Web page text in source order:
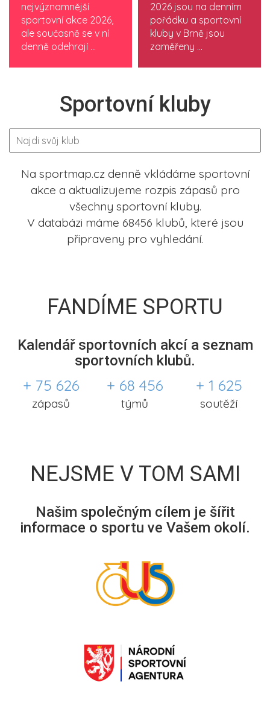
nejvýznamnější
sportovní akce 2026,
ale současně se v ní
denně odehrají ...
2026 jsou na denním
pořádku a sportovní
kluby v Brně jsou
zaměřeny ...
Sportovní kluby
Na sportmap.cz denně vkládáme sportovní
akce a aktualizujeme rozpis zápasů pro
všechny sportovní kluby.
V databázi máme 68456 klubů, které jsou
připraveny pro vyhledání.
FANDÍME SPORTU
Kalendář sportovních akcí a seznam
sportovních klubů.
+ 75 626
zápasů
+ 68 456
týmů
+ 1 625
soutěží
NEJSME V TOM SAMI
Našim společným cílem je šířit
informace o sportu ve Vašem okolí.